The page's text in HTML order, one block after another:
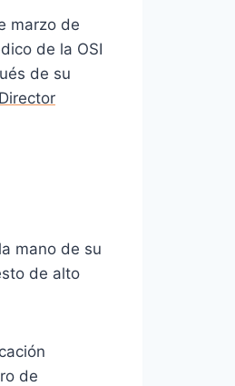
marzo de
de la OSI
de su
Director
mano de su
de alto
de